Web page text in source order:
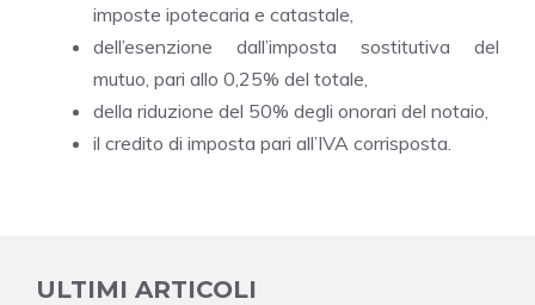
imposte ipotecaria e catastale,
dell’esenzione dall’imposta sostitutiva del
mutuo, pari allo 0,25% del totale,
della riduzione del 50% degli onorari del notaio,
il credito di imposta pari all’IVA corrisposta.
ULTIMI ARTICOLI